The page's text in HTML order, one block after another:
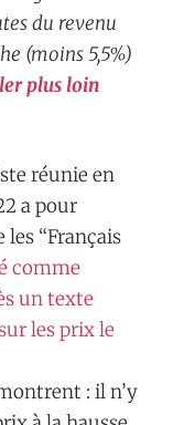
du revenu
(moins 5,5%)
plus loin
réunie en
a pour
“Français
comme
un texte
les prix le
: il n’y